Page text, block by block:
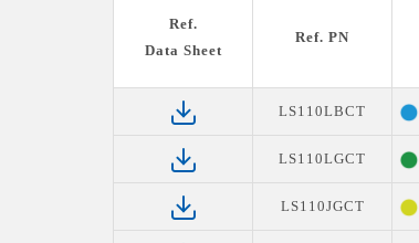
Ref.
Data Sheet
Ref. PN
LS110LBCT
LS110LGCT
LS110JGCT